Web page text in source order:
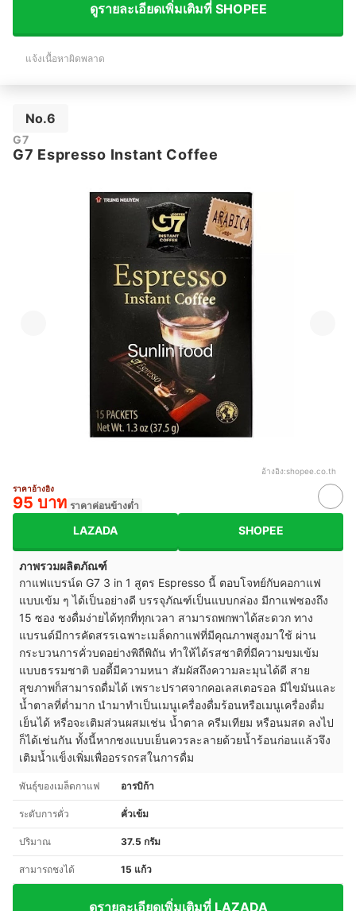
ดูรายละเอียดเพิ่มเติมที่ SHOPEE
แจ้งเนื้อหาผิดพลาด
No.6
G7
G7 Espresso Instant Coffee
อ้างอิง:shopee.co.th
ราคาอ้างอิง
95 บาท ราคาค่อนข้างต่ำ
LAZADA SHOPEE
ภาพรวมผลิตภัณฑ์
กาแฟแบรน์ด G7 3 in 1 สูตร Espresso นี้ ตอบโจทย์กับคอกาแฟ
แบบเข้ม ๆ ได้เป็นอย่างดี บรรจุภัณฑ์เป็นแบบกล่อง มีกาแฟซองถึง
15 ซอง ชงดื่มง่ายได้ทุกที่ทุกเวลา สามารถพกพาได้สะดวก ทาง
แบรนด์มีการคัดสรรเฉพาะเมล็ดกาแฟที่มีคุณภาพสูงมาใช้ ผ่าน
กระบวนการคั่วบดอย่างพิถีพิถัน ทำให้ได้รสชาติที่มีความขมเข้ม
แบบธรรมชาติ บอดี้มีความหนา สัมผัสถึงความละมุนได้ดี สาย
สุขภาพก็สามารถดื่มได้ เพราะปราศจากคอเลสเตอรอล มีไขมันและ
น้ำตาลที่ต่ำมาก นำมาทำเป็นเมนูเครื่องดื่มร้อนหรือเมนูเครื่องดื่ม
เย็นได้ หรือจะเติมส่วนผสมเช่น น้ำตาล ครีมเทียม หรือนมสด ลงไป
ก็ได้เช่นกัน ทั้งนี้หากชงแบบเย็นควรละลายด้วยน้ำร้อนก่อนแล้วจึง
เติมน้ำแข็งเพิ่มเพื่ออรรถรสในการดื่ม
พันธุ์ของเมล็ดกาแฟ อารบิก้า
ระดับการคั่ว คั่วเข้ม
ปริมาณ 37.5 กรัม
สามารถชงได้ 15 แก้ว
ดูรายละเอียดเพิ่มเติมที่ LAZADA